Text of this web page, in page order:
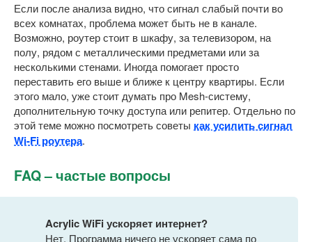
Если после анализа видно, что сигнал слабый почти во
всех комнатах, проблема может быть не в канале.
Возможно, роутер стоит в шкафу, за телевизором, на
полу, рядом с металлическими предметами или за
несколькими стенами. Иногда помогает просто
переставить его выше и ближе к центру квартиры. Если
этого мало, уже стоит думать про Mesh-систему,
дополнительную точку доступа или репитер. Отдельно по
этой теме можно посмотреть советы как усилить сигнал
Wi-Fi роутера.
FAQ – частые вопросы
Acrylic WiFi ускоряет интернет?
Нет. Программа ничего не ускоряет сама по